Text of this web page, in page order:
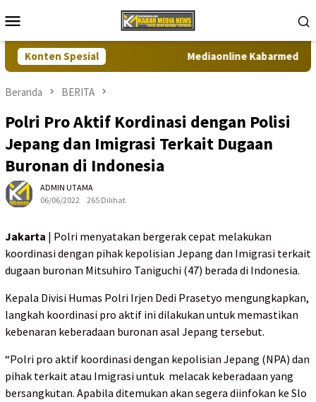
ke
Mobile
Konten Spesial Mediaonline
Beranda BERITA
Polri Pro Aktif Kordinasi dengan Polisi
Jepang dan Imigrasi Terkait Dugaan
Buronan di Indonesia
ADMIN UTAMA
06/06/2022
265 Dilihat
Jakarta | Polri menyatakan bergerak cepat melakukan
koordinasi dengan pihak kepolisian Jepang dan Imigrasi terkait
dugaan buronan Mitsuhiro Taniguchi (47) berada di Indonesia.
Kepala Divisi Humas Polri Irjen Dedi Prasetyo mengungkapkan,
langkah koordinasi pro aktif ini dilakukan untuk memastikan
kebenaran keberadaan buronan asal Jepang tersebut.
“Polri pro aktif koordinasi dengan kepolisian Jepang (NPA) dan
pihak terkait atau Imigrasi untuk melacak keberadaan yang
bersangkutan. Apabila ditemukan akan segera diinfokan ke Slo